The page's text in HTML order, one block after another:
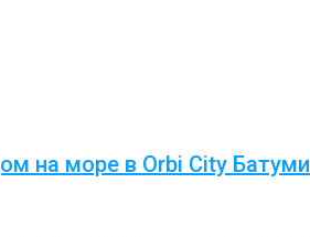
на море в Orbi City Батуми